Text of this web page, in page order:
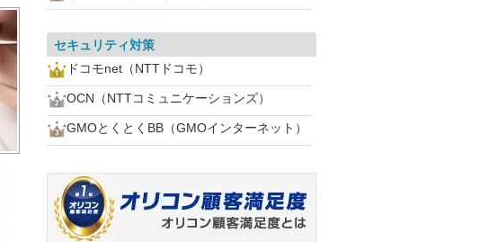
セキュリティ対策
ドコモnet（NTTドコモ）
OCN（NTTコミュニケーションズ）
GMOとくとくBB（GMOインターネット）